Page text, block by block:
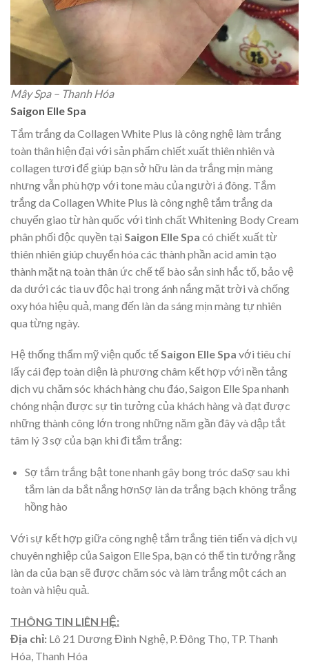
Mây Spa – Thanh Hóa
Saigon Elle Spa
Tắm trắng da Collagen White Plus là công nghệ làm trắng
toàn thân hiện đại với sản phẩm chiết xuất thiên nhiên và
collagen tươi để giúp bạn sở hữu làn da trắng mịn màng
nhưng vẫn phù hợp với tone màu của người á đông. Tắm
trắng da Collagen White Plus là công nghệ tắm trắng da
chuyển giao từ hàn quốc với tinh chất Whitening Body Cream
phân phối độc quyền tại Saigon Elle Spa có chiết xuất từ
thiên nhiên giúp chuyển hóa các thành phần acid amin tạo
thành mặt nạ toàn thân ức chế tế bào sản sinh hắc tố, bảo vệ
da dưới các tia uv độc hại trong ánh nắng mặt trời và chống
oxy hóa hiệu quả, mang đến làn da sáng mịn màng tự nhiên
qua từng ngày.
Hệ thống thẩm mỹ viện quốc tếSaigon Elle Spa với tiêu chí
lấy cái đẹp toàn diện là phương châm kết hợp với nền tảng
dịch vụ chăm sóc khách hàng chu đáo, Saigon Elle Spa nhanh
chóng nhận được sự tin tưởng của khách hàng và đạt được
những thành công lớn trong những năm gần đây và dập tắt
tâm lý 3 sợ của bạn khi đi tắm trắng:
Sợ tắm trắng bật tone nhanh gây bong tróc daSợ sau khi
tắm làn da bắt nắng hơnSợ làn da trắng bạch không trắng
hồng hào
Với sự kết hợp giữa công nghệ tắm trắng tiên tiến và dịch vụ
chuyên nghiệp của Saigon Elle Spa, bạn có thể tin tưởng rằng
làn da của bạn sẽ được chăm sóc và làm trắng một cách an
toàn và hiệu quả.
THÔNG TIN LIÊN HỆ:
Địa chỉ: Lô 21 Dương Đình Nghệ, P. Đông Thọ, TP. Thanh
Hóa, Thanh Hóa